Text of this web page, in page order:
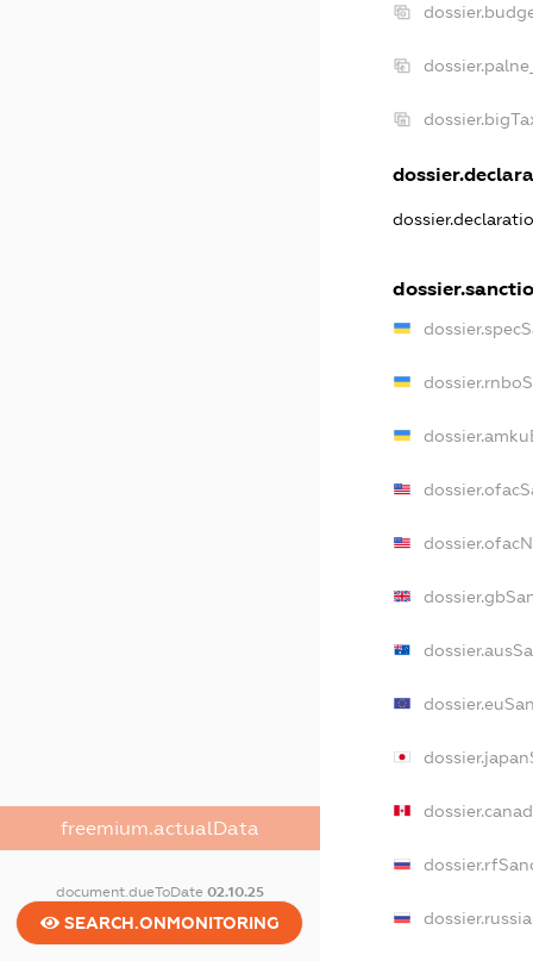
freemium.actualData
document.dueToDate 02.10.25
SEARCH.ONMONITORING